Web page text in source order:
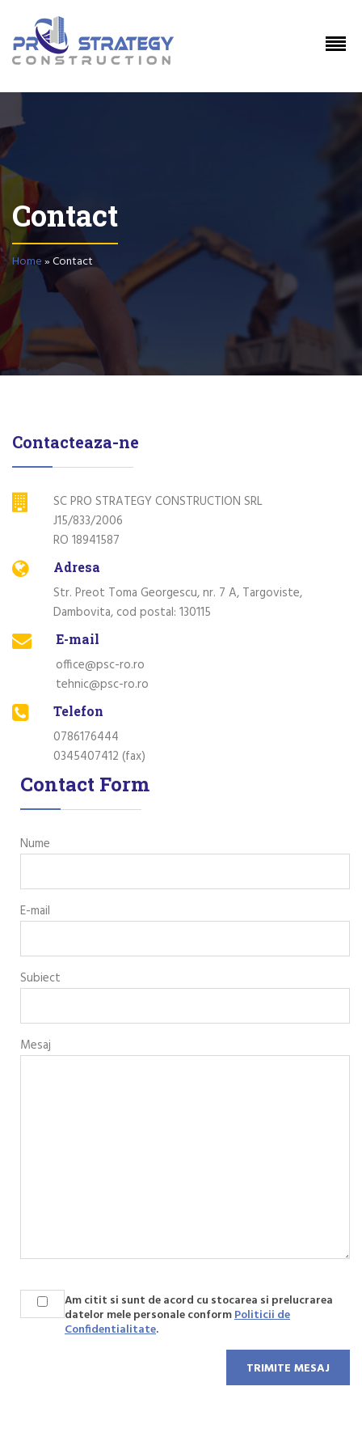
Contact
Home»Contact
Contacteaza-ne
SC PRO STRATEGY CONSTRUCTION SRL
J15/833/2006
RO 18941587
Adresa
Str. Preot Toma Georgescu, nr. 7 A, Targoviste,
Dambovita, cod postal: 130115
E-mail
office@psc-ro.ro
tehnic@psc-ro.ro
Telefon
0786176444
0345407412 (fax)
Contact Form
Nume
E-mail
Subiect
Mesaj
Am citit si sunt de acord cu stocarea si prelucrarea
datelor mele personale conformPoliticii de
Confidentialitate.